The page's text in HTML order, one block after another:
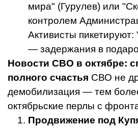
мира" (Гурулев) или
контролем
Активисты
— задержания в
Новости СВО в октябре:
полного счастья СВО не
демобилизация — тем
октябрьские перлы с
Продвижение под